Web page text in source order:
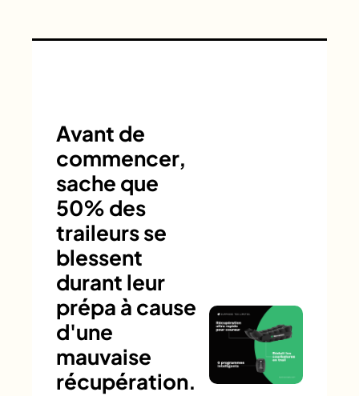
Avant de
commencer,
sache que
50% des
traileurs se
blessent
durant leur
prépa à cause
d'une
mauvaise
récupération.